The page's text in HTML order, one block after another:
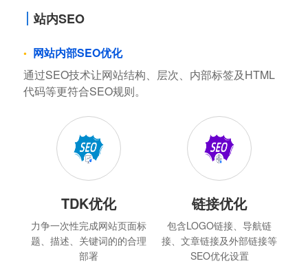
站内SEO
网站内部SEO优化
通过SEO技术让网站结构、层次、内部标签及HTML
代码等更符合SEO规则。
TDK优化
力争一次性完成网站页面标
题、描述、关键词的的合理
部署
链接优化
包含LOGO链接、导航链
接、文章链接及外部链接等
SEO优化设置